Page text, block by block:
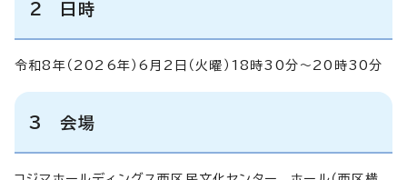
2 日時
令和8年（2026年）6月2日（火曜）18時30分～20時30分
3 会場